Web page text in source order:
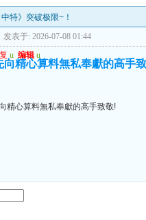
特》突破极限~！
发表于: 2026-07-08 01:44
u 编辑 u
向精心算料無私奉獻的高手
精心算料無私奉獻的高手致敬!